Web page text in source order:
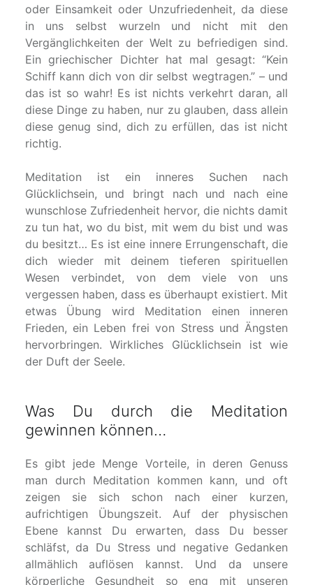
oder Einsamkeit oder Unzufriedenheit, da diese
in uns selbst wurzeln und nicht mit den
Vergänglichkeiten der Welt zu befriedigen sind.
Ein griechischer Dichter hat mal gesagt: “Kein
Schiff kann dich von dir selbst wegtragen.” – und
das ist so wahr! Es ist nichts verkehrt daran, all
diese Dinge zu haben, nur zu glauben, dass allein
diese genug sind, dich zu erfüllen, das ist nicht
richtig.
Meditation ist ein inneres Suchen nach
Glücklichsein, und bringt nach und nach eine
wunschlose Zufriedenheit hervor, die nichts damit
zu tun hat, wo du bist, mit wem du bist und was
du besitzt… Es ist eine innere Errungenschaft, die
dich wieder mit deinem tieferen spirituellen
Wesen verbindet, von dem viele von uns
vergessen haben, dass es überhaupt existiert. Mit
etwas Übung wird Meditation einen inneren
Frieden, ein Leben frei von Stress und Ängsten
hervorbringen. Wirkliches Glücklichsein ist wie
der Duft der Seele.
Was Du durch die Meditation
gewinnen können…
Es gibt jede Menge Vorteile, in deren Genuss
man durch Meditation kommen kann, und oft
zeigen sie sich schon nach einer kurzen,
aufrichtigen Übungszeit. Auf der physischen
Ebene kannst Du erwarten, dass Du besser
schläfst, da Du Stress und negative Gedanken
allmählich auflösen kannst. Und da unsere
körperliche Gesundheit so eng mit unseren